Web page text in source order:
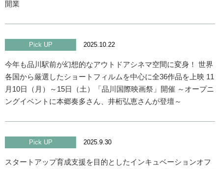
開業
Pick UP 2025.10.22
今年も品川駅前が幻想的なアウトドアシネマ空間に変身！ 世界
各国から厳選したショートフィルムを中心に全36作品を上映 11
月10日（月）～15日（土）「品川国際映画祭」開催 ～オープニ
ングイベントに本郷奏多さん、井桁弘恵さんが登壇～
Pick UP 2025.9.30
スタートアップ育成支援を目的としたインキュベーションオフ